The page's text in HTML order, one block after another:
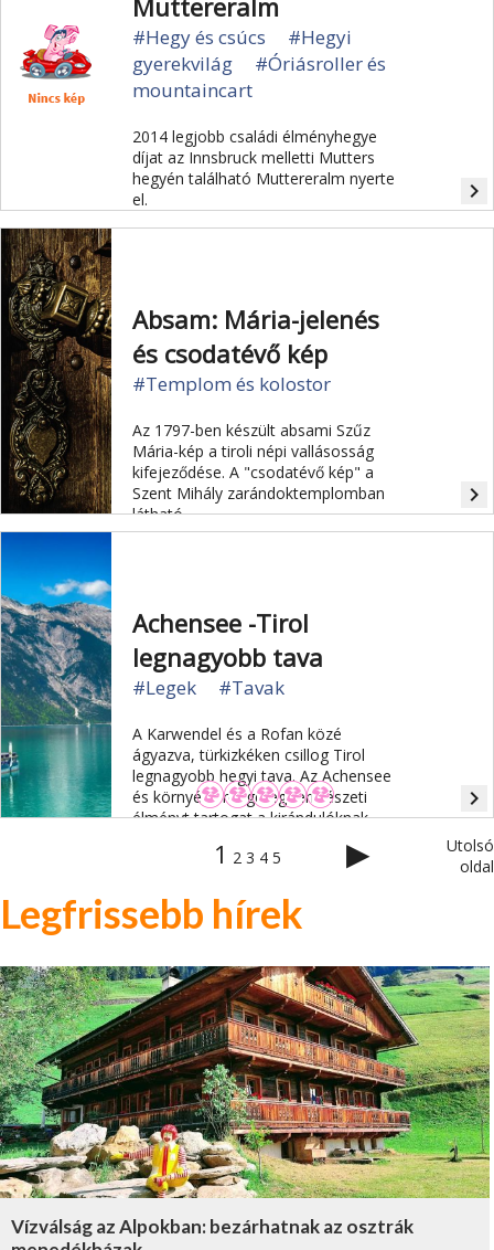
Muttereralm
#Hegy és csúcs
#Hegyi
gyerekvilág
#Óriásroller és
mountaincart
2014 legjobb családi élményhegye
díjat az Innsbruck melletti Mutters
hegyén található Muttereralm nyerte
el.
navigate_next
Absam: Mária-jelenés
és csodatévő kép
#Templom és kolostor
Az 1797-ben készült absami Szűz
Mária-kép a tiroli népi vallásosság
kifejeződése. A "csodatévő kép" a
Szent Mihály zarándoktemplomban
látható.
navigate_next
Achensee -Tirol
legnagyobb tava
#Legek #Tavak
A Karwendel és a Rofan közé
ágyazva, türkizkéken csillog Tirol
legnagyobb hegyi tava. Az Achensee
és környéke rengeteg természeti
élményt tartogat a kirándulóknak.
navigate_next
1 2 3 4 5 ▶
Utolsó
oldal
Legfrissebb hírek
Vízválság az Alpokban: bezárhatnak az osztrák